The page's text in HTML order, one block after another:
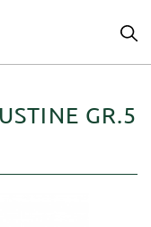
GR.5